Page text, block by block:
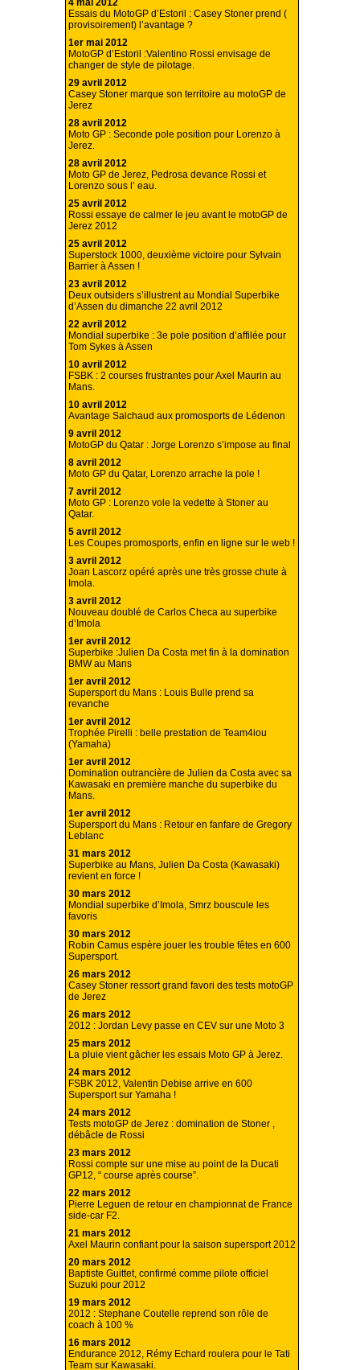
4 mai 2012
Essais du MotoGP d’Estoril : Casey Stoner prend (
provisoirement) l’avantage ?
1er mai 2012
MotoGP d’Estoril :Valentino Rossi envisage de
changer de style de pilotage.
29 avril 2012
Casey Stoner marque son territoire au motoGP de
Jerez
28 avril 2012
Moto GP : Seconde pole position pour Lorenzo à
Jerez.
28 avril 2012
Moto GP de Jerez, Pedrosa devance Rossi et
Lorenzo sous l’ eau.
25 avril 2012
Rossi essaye de calmer le jeu avant le motoGP de
Jerez 2012
25 avril 2012
Superstock 1000, deuxième victoire pour Sylvain
Barrier à Assen !
23 avril 2012
Deux outsiders s’illustrent au Mondial Superbike
d’Assen du dimanche 22 avril 2012
22 avril 2012
Mondial superbike : 3e pole position d’affilée pour
Tom Sykes à Assen
10 avril 2012
FSBK : 2 courses frustrantes pour Axel Maurin au
Mans.
10 avril 2012
Avantage Salchaud aux promosports de Lédenon
9 avril 2012
MotoGP du Qatar : Jorge Lorenzo s’impose au final
8 avril 2012
Moto GP du Qatar, Lorenzo arrache la pole !
7 avril 2012
Moto GP : Lorenzo vole la vedette à Stoner au
Qatar.
5 avril 2012
Les Coupes promosports, enfin en ligne sur le web !
3 avril 2012
Joan Lascorz opéré après une très grosse chute à
Imola.
3 avril 2012
Nouveau doublé de Carlos Checa au superbike
d’Imola
1er avril 2012
Superbike :Julien Da Costa met fin à la domination
BMW au Mans
1er avril 2012
Supersport du Mans : Louis Bulle prend sa
revanche
1er avril 2012
Trophée Pirelli : belle prestation de Team4iou
(Yamaha)
1er avril 2012
Domination outrancière de Julien da Costa avec sa
Kawasaki en première manche du superbike du
Mans.
1er avril 2012
Supersport du Mans : Retour en fanfare de Gregory
Leblanc
31 mars 2012
Superbike au Mans, Julien Da Costa (Kawasaki)
revient en force !
30 mars 2012
Mondial superbike d’Imola, Smrz bouscule les
favoris
30 mars 2012
Robin Camus espère jouer les trouble fêtes en 600
Supersport.
26 mars 2012
Casey Stoner ressort grand favori des tests motoGP
de Jerez
26 mars 2012
2012 : Jordan Levy passe en CEV sur une Moto 3
25 mars 2012
La pluie vient gâcher les essais Moto GP à Jerez.
24 mars 2012
FSBK 2012, Valentin Debise arrive en 600
Supersport sur Yamaha !
24 mars 2012
Tests motoGP de Jerez : domination de Stoner ,
débâcle de Rossi
23 mars 2012
Rossi compte sur une mise au point de la Ducati
GP12, “ course après course”.
22 mars 2012
Pierre Leguen de retour en championnat de France
side-car F2.
21 mars 2012
Axel Maurin confiant pour la saison supersport 2012
20 mars 2012
Baptiste Guittet, confirmé comme pilote officiel
Suzuki pour 2012
19 mars 2012
2012 : Stephane Coutelle reprend son rôle de
coach à 100 %
16 mars 2012
Endurance 2012, Rémy Echard roulera pour le Tati
Team sur Kawasaki.